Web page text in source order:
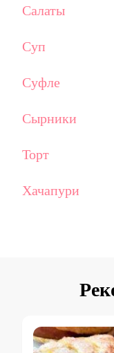
Салаты
Суп
Суфле
Сырники
Торт
Хачапури